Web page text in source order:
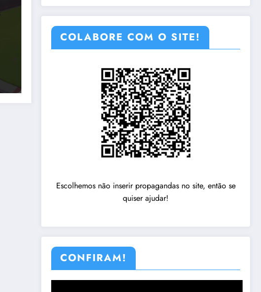
COLABORE COM O SITE!
Escolhemos não inserir propagandas no site, então se
quiser ajudar!
CONFIRAM!